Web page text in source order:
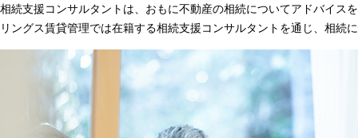
相続支援コンサルタントは、おもに不動産の相続についてアドバイス
リングス賃貸管理では在籍する相続支援コンサルタントを通じ、相続